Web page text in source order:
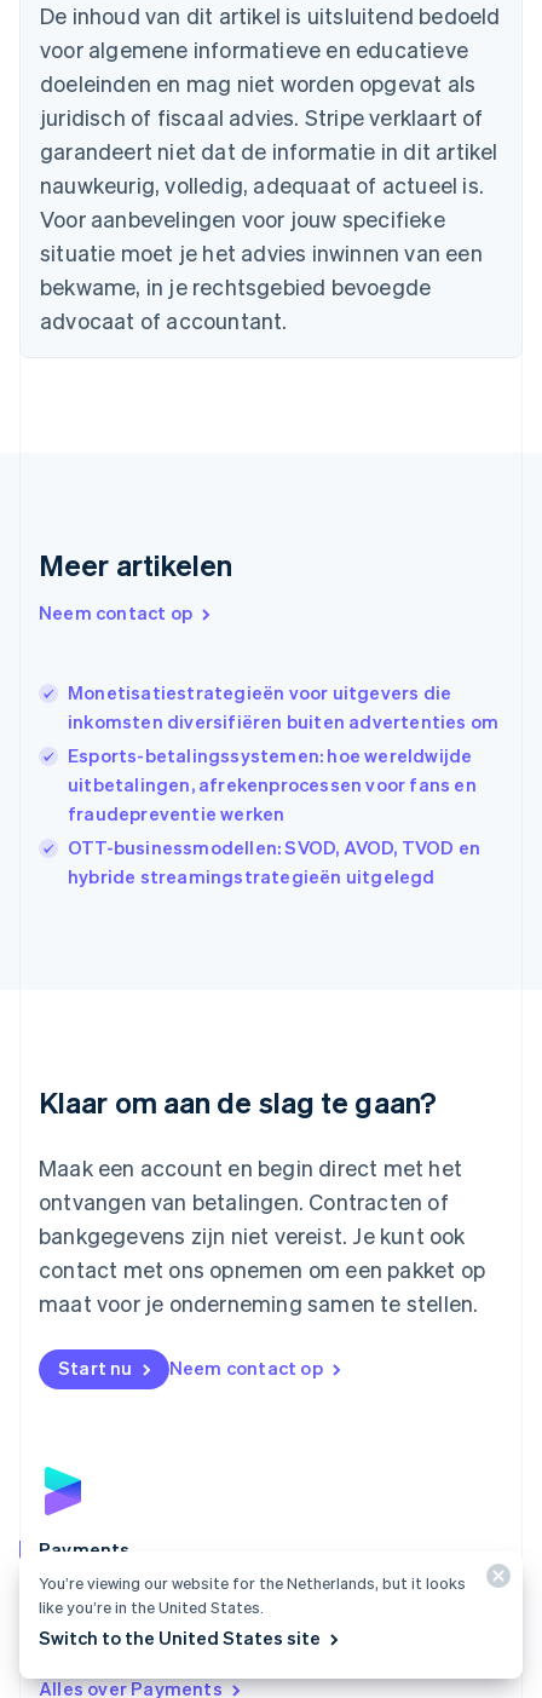
De inhoud van dit artikel is uitsluitend bedoeld
voor algemene informatieve en educatieve
doeleinden en mag niet worden opgevat als
juridisch of fiscaal advies. Stripe verklaart of
garandeert niet dat de informatie in dit artikel
nauwkeurig, volledig, adequaat of actueel is.
Voor aanbevelingen voor jouw specifieke
situatie moet je het advies inwinnen van een
bekwame, in je rechtsgebied bevoegde
advocaat of accountant.
Meer artikelen
Neem contact op
Monetisatiestrategieën voor uitgevers die
inkomsten diversifiëren buiten advertenties om
Esports-betalingssystemen: hoe wereldwijde
uitbetalingen, afrekenprocessen voor fans en
fraudepreventie werken
OTT-businessmodellen: SVOD, AVOD, TVOD en
hybride streamingstrategieën uitgelegd
Klaar om aan de slag te gaan?
Maak een account en begin direct met het
ontvangen van betalingen. Contracten of
bankgegevens zijn niet vereist. Je kunt ook
contact met ons opnemen om een pakket op
maat voor je onderneming samen te stellen.
Start nu Neem contact op
Payments
Ontvang over de hele wereld online en fysieke
betalingen met een betaaloplossing die past bij elke
onderneming.
Alles over Payments
Nederlands FrançaisDeutschEnglish
Brazilië
Português
Bulgarije
English
Canada
Cyprus
English
Denemarken
English
Duitsland
DeutschEnglish
English
English
English
Ierland
English
English
Italië
ItalianoEnglish
日本語English
Kroatië
FrançaisDeutschEnglish
English
Malta
English
Mexico
Nederland
NederlandsEnglish
English
Noorwegen
Polen
English
Português
English
Singapore
English 简体中文
EnglishItaliano
You’re viewing our website for the Netherlands, but it looks
like you’re in the United States.
Switch to the United States site